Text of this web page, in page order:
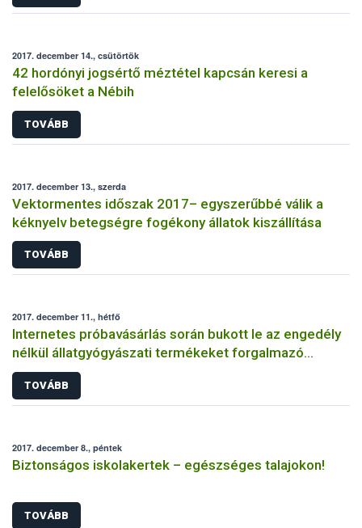
2017. december 14., csütörtök
42 hordónyi jogsértő méztétel kapcsán keresi a
felelősöket a Nébih
TOVÁBB
2017. december 13., szerda
Vektormentes időszak 2017– egyszerűbbé válik a
kéknyelv betegségre fogékony állatok kiszállítása
TOVÁBB
2017. december 11., hétfő
Internetes próbavásárlás során bukott le az engedély
nélkül állatgyógyászati termékeket forgalmazó
magánszemély
TOVÁBB
2017. december 8., péntek
Biztonságos iskolakertek – egészséges talajokon!
TOVÁBB